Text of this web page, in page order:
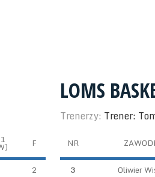
F
2
LOMS
Trenerzy: Trener:
NR
3 Oliwier